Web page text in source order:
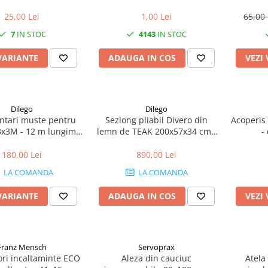
25,00 Lei
7IN STOC
1,00 Lei
4143 IN STOC
ADAUGA IN COS VEZI
Dilego
pentru
- 12 m lungime
180,00 Lei
LA COMANDA
Dilego
Sezlong pliabil Divero din
lemn de TEAK 200x57x34 cm -
890,00 Lei
LA COMANDA
ADAUGA IN COS
-
VEZI
Mensch
incaltaminte ECO
Servoprax
Aleza din cauciuc
Atela